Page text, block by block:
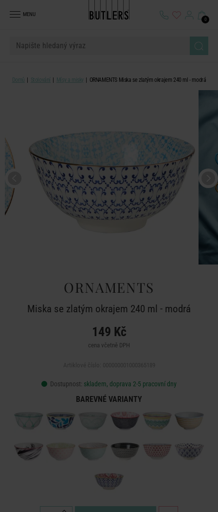
MENU
0
Domů Stolování Mísy a misky ORNAMENTS Miska se zlatým okrajem 240 ml - modrá
ORNAMENTS
Miska se zlatým okrajem 240 ml - modrá
149 Kč
cena včetně DPH
Dostupnost: skladem, doprava 2-5 pracovní dny
BAREVNÉ VARIANTY